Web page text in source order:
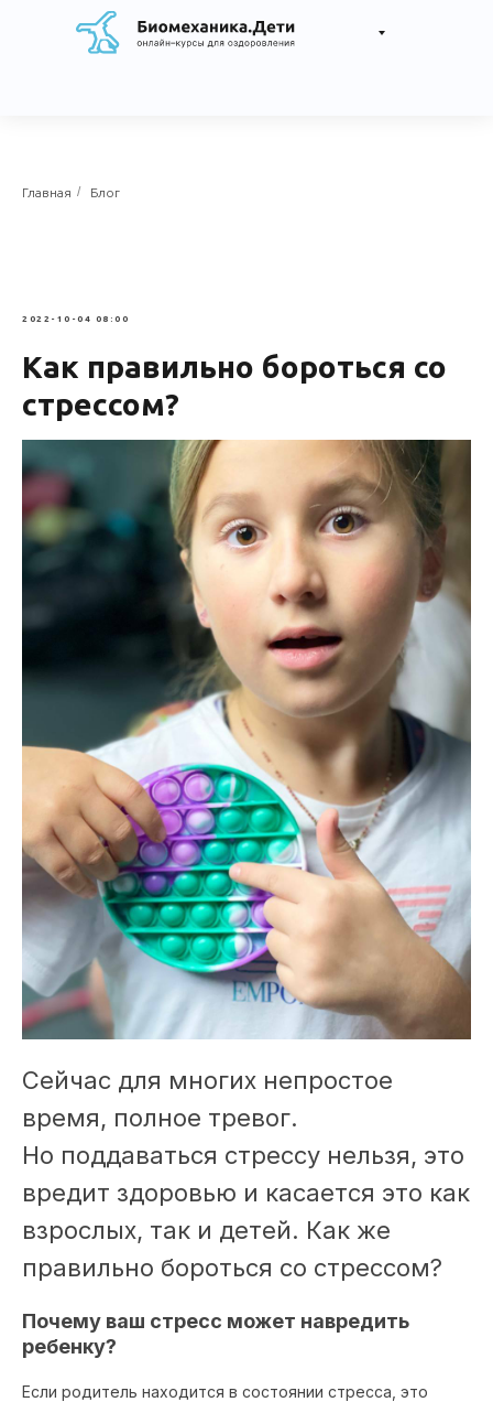
Главная / Блог
2022-10-04 08:00
Как правильно бороться со
стрессом?
Сейчас для многих непростое
время, полное тревог.
Но поддаваться стрессу нельзя, это
вредит здоровью и касается это как
взрослых, так и детей. Как же
правильно бороться со стрессом?
Почему ваш стресс может навредить
ребенку?
Если родитель находится в состоянии стресса, это